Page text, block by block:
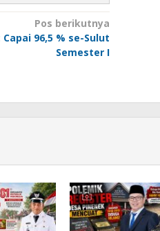
Pos berikutnya
Capai 96,5 % se-Sulut
Semester I